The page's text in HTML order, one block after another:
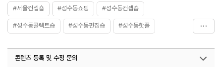
#서울컨셉숍 #성수동쇼핑 #성수동컨셉숍
#성수동콜렉트숍 #성수동편집숍 #성수동핫플
콘텐츠 등록 및 수정 문의